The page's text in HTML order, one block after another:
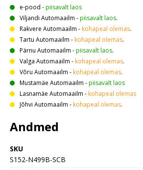
e-pood -piisavalt laos
Viljandi Automaailm -piisavalt laos.
Rakvere Automaailm - kohapeal olemas.
Tartu Automaailm - kohapeal olemas.
Pärnu Automaailm -piisavalt laos.
Valga Automaailm - kohapeal olemas.
Võru Automaailm - kohapeal olemas.
Mustamäe Automaailm -piisavalt laos
Lasnamäe Automaailm - kohapeal olemas
Jõhvi Automaailm - kohapeal olemas.
Andmed
SKU
S152-N499B-SCB